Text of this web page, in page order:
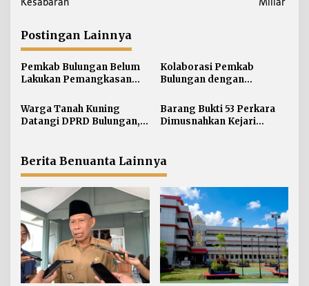
i
a
s
i
p
o
s
Kesabaran Miliar
Postingan Lainnya
Pemkab Bulungan Belum
Lakukan Pemangkasan
Ada Arahan Pusat
Kolaborasi Pemkab
Bulungan dengan
Desa/Kelurahan Satu
Sarjana
Warga Tanah Kuning
Datangi DPRD Bulungan,
Diselesaikan
Barang Bukti 53 Perkara
Dimusnahkan Kejari
Berita Benuanta Lainnya